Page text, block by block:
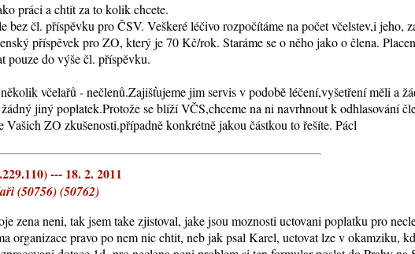
práci a chtít za to kolik chcete.
bez čl. příspěvku pro ČSV. Veškeré léčivo rozpočítáme na počet včelstev,i jeho,
příspěvek pro ZO, který je 70 Kč/rok. Staráme se o něho jako o člena.
pouze do výše čl. příspěvku.
včelařů - nečlenů.Zajišťujeme jim servis v podobě léčení,vyšetření měli a
jiný poplatek.Protože se blíží VČS,chceme na ni navrhnout k odhlasování
Vašich ZO zkušenosti.případně konkrétně jakou částkou to řešíte. Pácl
--- 18. 2. 2011
(50756) (50762)
zena neni, tak jsem take zjistoval, jake jsou moznosti uctovani poplatku pro
organizace pravo po nem nic chtit, neb jak psal Karel, uctovat lze v okamziku,